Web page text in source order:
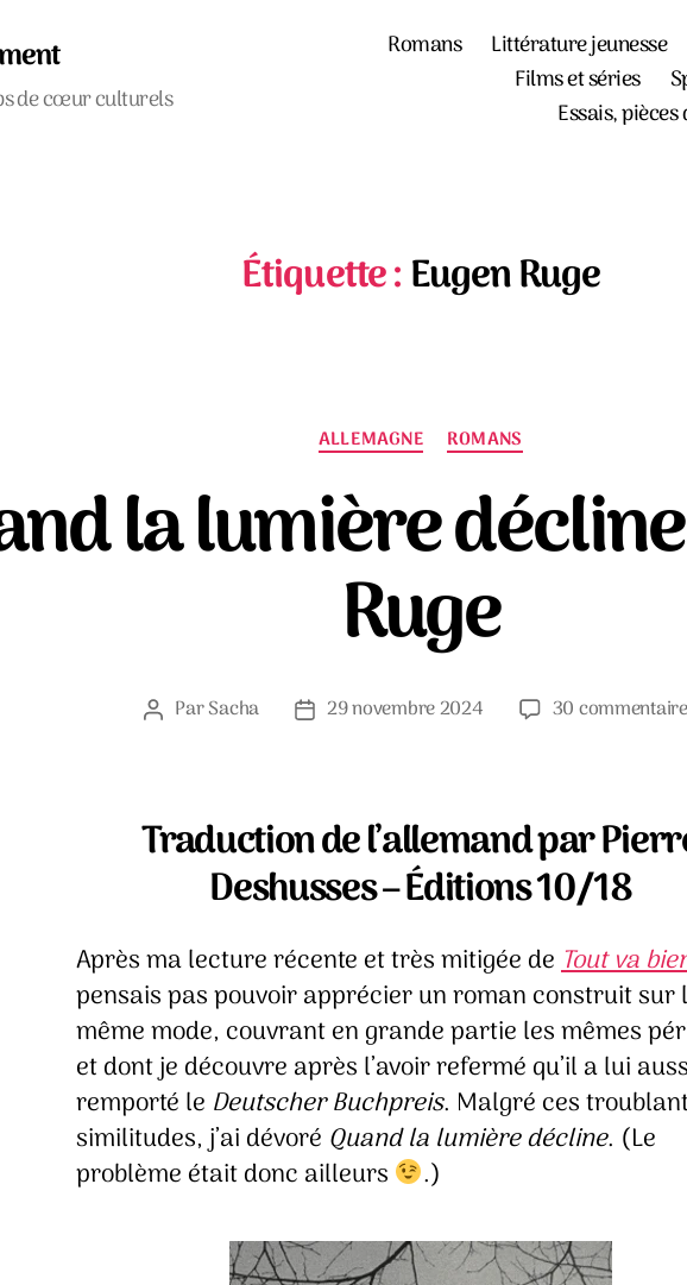
de cœur culturels
Romans Littérature jeunesse
Films et séries
Essais,
Étiquette :Eugen Ruge
Catégories
ALLEMAGNE ROMANS
la lumière
Ruge
Auteur
ParSacha
Date29 novembre 2024 30
Traduction de l’allemand par
Deshusses – Éditions 10/18
Après ma lecture récente et très mitigée deTout va
pensais pas pouvoir apprécier un roman construit sur
même mode, couvrant en grande partie les mêmes
et dont je découvre après l’avoir refermé qu’il a lui
remporté le Deutscher Buchpreis. Malgré ces
similitudes, j’ai dévoré Quand la lumière décline. (Le
problème était donc ailleurs
.)